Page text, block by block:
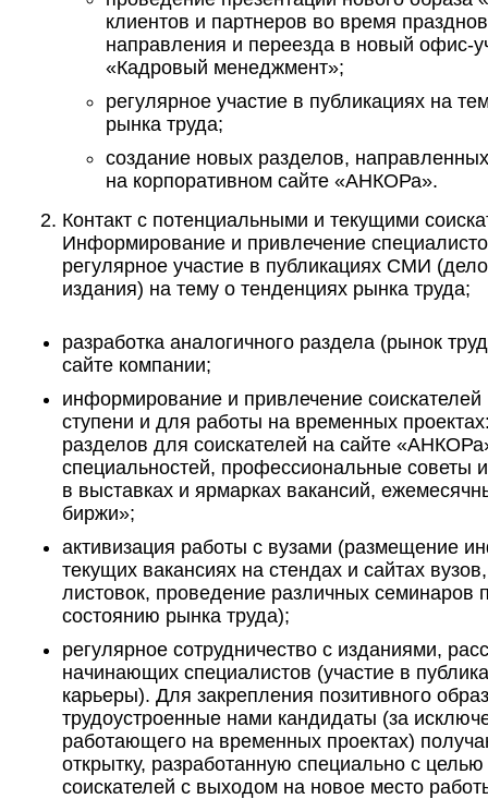
клиентов и партнеров во время
направления и переезда в новый офис-
«Кадровый менеджмент»;
регулярное участие в публикациях на
рынка труда;
создание новых разделов,
на корпоративном сайте «АНКОРа».
Контакт с потенциальными и текущими
Информирование и привлечение
регулярное участие в публикациях СМИ
издания) на тему о тенденциях рынка труда;
разработка аналогичного раздела (рынок
сайте компании;
информирование и привлечение
ступени и для работы на временных
разделов для соискателей на сайте
специальностей, профессиональные советы
в выставках и ярмарках вакансий,
биржи»;
активизация работы с вузами (размещение
текущих вакансиях на стендах и сайтах
листовок, проведение различных семинаров
состоянию рынка труда);
регулярное сотрудничество с изданиями,
начинающих специалистов (участие в
карьеры). Для закрепления позитивного
трудоустроенные нами кандидаты (за
работающего на временных проектах)
открытку, разработанную специально с
соискателей с выходом на новое место